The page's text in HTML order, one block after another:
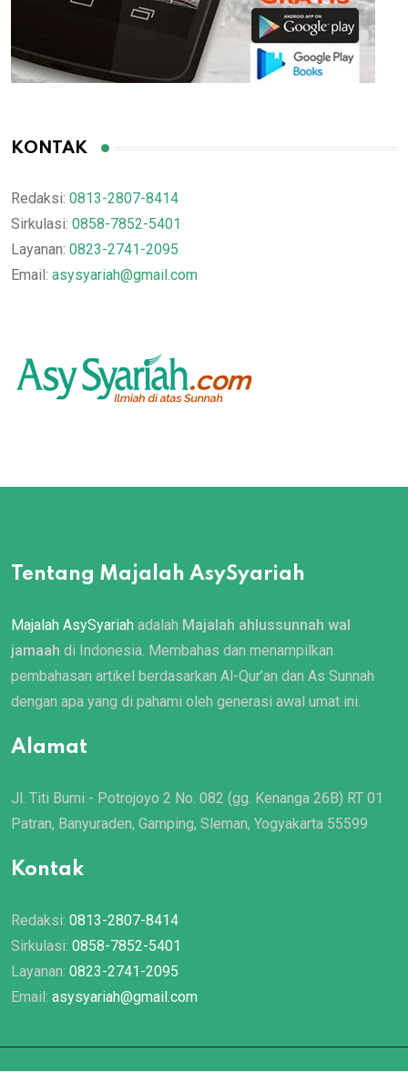
KONTAK
Redaksi: 0813-2807-8414
Sirkulasi: 0858-7852-5401
Layanan: 0823-2741-2095
Email: asysyariah@gmail.com
Tentang Majalah AsySyariah
Majalah AsySyariah adalah Majalah ahlussunnah wal
jamaah di Indonesia. Membahas dan menampilkan
pembahasan artikel berdasarkan Al-Qur’an dan As Sunnah
dengan apa yang di pahami oleh generasi awal umat ini.
Alamat
Jl. Titi Bumi - Potrojoyo 2 No. 082 (gg. Kenanga 26B) RT 01
Patran, Banyuraden, Gamping, Sleman, Yogyakarta 55599
Kontak
Redaksi: 0813-2807-8414
Sirkulasi: 0858-7852-5401
Layanan: 0823-2741-2095
Email: asysyariah@gmail.com